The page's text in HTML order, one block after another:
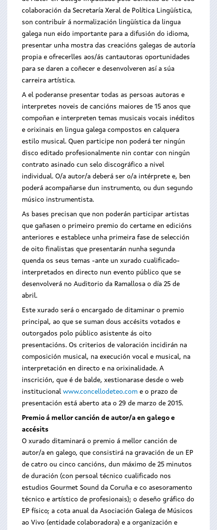
colaboración da Secretaría Xeral de Política Lingüística,
son contribuír á normalización lingüística da lingua
galega nun eido importante para a difusión do idioma,
presentar unha mostra das creacións galegas de autoría
propia e ofrecerlles aos/ás cantautoras oportunidades
para se daren a coñecer e desenvolveren así a súa
carreira artística.
A el poderanse presentar todas as persoas autoras e
interpretes noveis de cancións maiores de 15 anos que
compoñan e interpreten temas musicais vocais inéditos
e orixinais en lingua galega compostos en calquera
estilo musical. Quen participe non poderá ter ningún
disco editado profesionalmente nin contar con ningún
contrato asinado cun selo discográfico a nivel
individual. O/a autor/a deberá ser o/a intérprete e, ben
poderá acompañarse dun instrumento, ou dun segundo
músico instrumentista.
As bases precisan que non poderán participar artistas
que gañasen o primeiro premio do certame en edicións
anteriores e establece unha primeira fase de selección
de oito finalistas que presentarán nunha segunda
quenda os seus temas -ante un xurado cualificado-
interpretados en directo nun evento público que se
desenvolverá no Auditorio da Ramallosa o día 25 de
abril.
Este xurado será o encargado de ditaminar o premio
principal, ao que se suman dous accésits votados e
outorgados polo público asistente ás oito
presentacións. Os criterios de valoración incidirán na
composición musical, na execución vocal e musical, na
interpretación en directo e na orixinalidade. A
inscrición, que é de balde, xestionarase desde o web
institucional www.concellodeteo.com e o prazo de
presentación está aberto ata o 29 de marzo de 2015.
Premio á mellor canción de autor/a en galego e
accésits
O xurado ditaminará o premio á mellor canción de
autor/a en galego, que consistirá na gravación de un EP
de catro ou cinco cancións, dun máximo de 25 minutos
de duración (con persoal técnico cualificado nos
estudios Gourmet Sound da Coruña e co asesoramento
técnico e artístico de profesionais); o deseño gráfico do
EP físico; a cota anual da Asociación Galega de Músicos
ao Vivo (entidade colaboradora) e a organización e